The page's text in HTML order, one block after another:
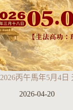
2026丙午馬年5月4日
2026-04-20